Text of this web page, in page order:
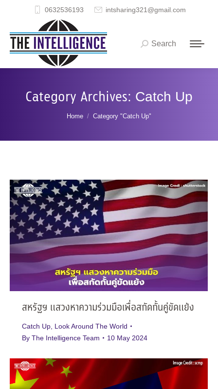
0632536193 intsharing321@gmail.com
Search:
Search
Category Archives: Catch Up
You are here:
Home Category "Catch Up"
สหรัฐฯ แสวงหาความร่วมมือเพื่อสกัดกั้นคู่ขัดแย้ง
Catch Up Look Around The World
By The Intelligence Team 10 May 2024